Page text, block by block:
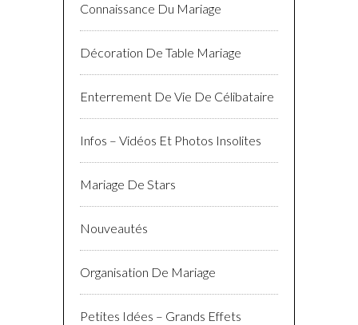
Connaissance Du Mariage
Décoration De Table Mariage
Enterrement De Vie De Célibataire
Infos – Vidéos Et Photos Insolites
Mariage De Stars
Nouveautés
Organisation De Mariage
Petites Idées – Grands Effets